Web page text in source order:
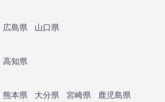
広島県
山口県
高知県
熊本県 大分県 宮崎県
鹿児島県